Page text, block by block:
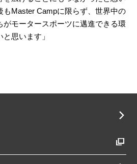
もMaster Campに限らず、世界中の
がモータースポーツに邁進できる環
思います」